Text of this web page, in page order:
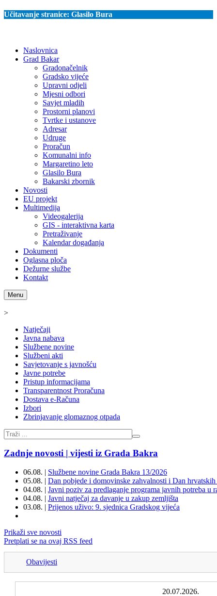
Učitavanje stranice: Glasilo Bura
Naslovnica
Grad Bakar
Gradonačelnik
Gradsko vijeće
Upravni odjeli
Mjesni odbori
Savjet mladih
Prostorni planovi
Tvrtke i ustanove
Adresar
Udruge
Proračun
Komunalni info
Margaretino leto
Glasilo Bura
Bakarski zbornik
Novosti
EU projekt
Multimedija
Videogalerija
GIS - interaktivna karta
Pretraživanje
Kalendar događanja
Dokumenti
Oglasna ploča
Dežurne službe
Kontakt
Menu
>
Natječaji
Javna nabava
Službene novine
Službeni akti
Savjetovanje s javnošću
Javne potrebe
Pristup informacijama
Transparentnost Proračuna
Dostava e-Računa
Izbori
Zbrinjavanje glomaznog otpada
Zadnje novosti | vijesti iz Grada Bakra
06.08. | Službene novine Grada Bakra 13/2026
05.08. | Dan pobjede i domovinske zahvalnosti i Dan
04.08. | Javni poziv za predlaganje programa javnih potreba
04.08. | Javni natječaj za davanje u zakup zemljišta
03.08. | Prijenos uživo: 9. sjednica Gradskog vijeća
Prikaži sve novosti
Pretplati se na ovaj RSS feed
Obavijesti
20.07.2026.